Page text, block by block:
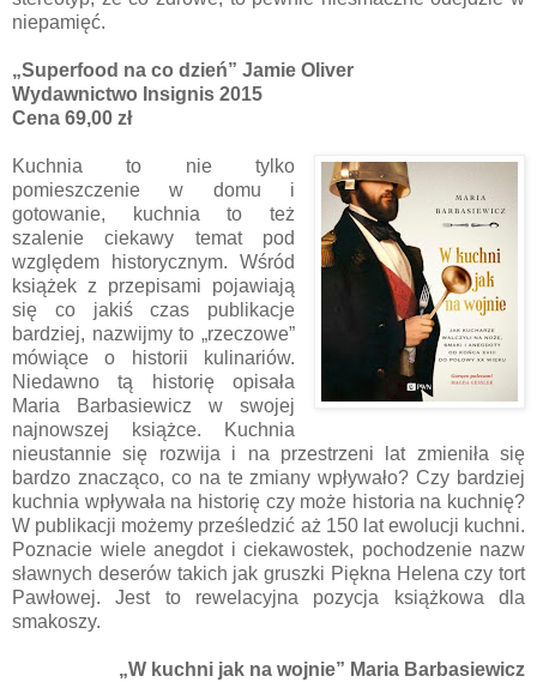
niepamięć.
„Superfood na co dzień” Jamie Oliver
Wydawnictwo Insignis 2015
Cena 69,00 zł
Kuchnia to nie tylko
pomieszczenie w domu i
gotowanie, kuchnia to też
szalenie ciekawy temat pod
względem historycznym. Wśród
książek z przepisami pojawiają
się co jakiś czas publikacje
bardziej, nazwijmy to „rzeczowe”
mówiące o historii kulinariów.
Niedawno tą historię opisała
Maria Barbasiewicz w swojej
najnowszej książce. Kuchnia
nieustannie się rozwija i na przestrzeni lat zmieniła się
bardzo znacząco, co na te zmiany wpływało? Czy bardziej
kuchnia wpływała na historię czy może historia na kuchnię?
W publikacji możemy prześledzić aż 150 lat ewolucji kuchni.
Poznacie wiele anegdot i ciekawostek, pochodzenie nazw
sławnych deserów takich jak gruszki Piękna Helena czy tort
Pawłowej. Jest to rewelacyjna pozycja książkowa dla
smakoszy.
„W kuchni jak na wojnie” Maria Barbasiewicz